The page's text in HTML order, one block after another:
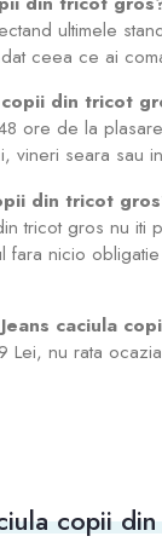
ultimele
ceea ce ai
din tricot
ore de la
vineri seara sau
din tricot
tricot gros nu
nicio
caciula
Lei, nu rata
copii